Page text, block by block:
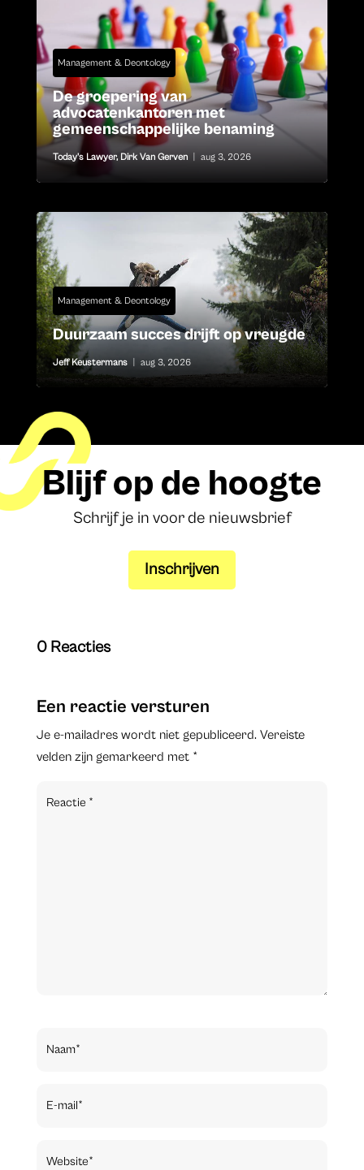
Management & Deontology
De groepering van
advocatenkantoren met
gemeenschappelijke benaming
Today's Lawyer, Dirk Van Gerven aug 3, 2026
Management & Deontology
Duurzaam succes drijft op vreugde
Jeff Keustermans aug 3, 2026
Blijf op de hoogte
Schrijf je in voor de nieuwsbrief
Inschrijven
0 Reacties
Een reactie versturen
Je e-mailadres wordt niet gepubliceerd. Vereiste
velden zijn gemarkeerd met *